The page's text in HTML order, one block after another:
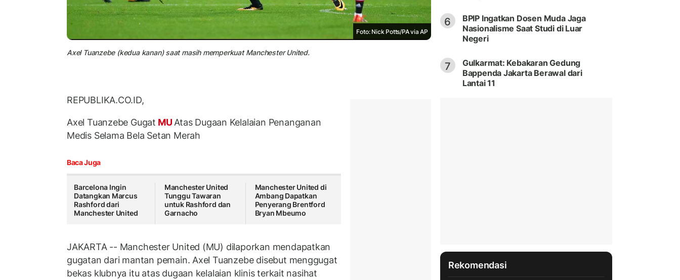
Foto: Nick Potts/PA via AP
Axel Tuanzebe (kedua kanan) saat masih memperkuat Manchester United.
REPUBLIKA.CO.ID,
Axel Tuanzebe Gugat MU Atas Dugaan Kelalaian Penanganan
Medis Selama Bela Setan Merah
Baca Juga
Barcelona Ingin
Datangkan Marcus
Rashford dari
Manchester United
Manchester United
Tunggu Tawaran
untuk Rashford dan
Garnacho
Manchester United di
Ambang Dapatkan
Penyerang Brentford
Bryan Mbeumo
JAKARTA -- Manchester United (MU) dilaporkan mendapatkan
gugatan dari mantan pemain. Axel Tuanzebe disebut menggugat
bekas klubnya itu atas dugaan kelalaian klinis terkait nasihat
6
BPIP Ingatkan Dosen Muda Jaga
Nasionalisme Saat Studi di Luar
Negeri
7
Gulkarmat: Kebakaran Gedung
Bappenda Jakarta Berawal dari
Lantai 11
Rekomendasi